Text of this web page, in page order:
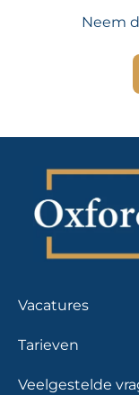
Neem
Vacatures
Tarieven
Veelgestelde